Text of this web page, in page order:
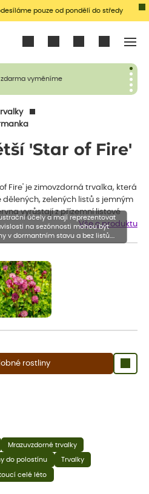
pouze od pondělí do středy
vyměníme
'Star of Fire'
Fire' je zimovzdorná trvalka, která
zelených listů s jemným
vyrůstají z přízemní listové
Vše o produktu
rostliny
účely a mají reprezentovat
na sezónnosti mohou být
v dormantním stavu a bez listů.
níže, než je uvedená výška,
Mrazuvzdorné trvalky
do polostínu Trvalky
celé léto